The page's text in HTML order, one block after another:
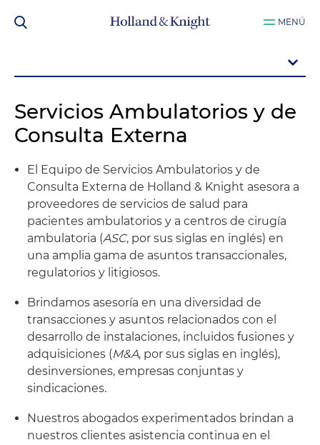
MENÚ
Servicios Ambulatorios y de
Consulta Externa
El Equipo de Servicios Ambulatorios y de
Consulta Externa de Holland & Knight asesora a
proveedores de servicios de salud para
pacientes ambulatorios y a centros de cirugía
ambulatoria (ASC, por sus siglas en inglés) en
una amplia gama de asuntos transaccionales,
regulatorios y litigiosos.
Brindamos asesoría en una diversidad de
transacciones y asuntos relacionados con el
desarrollo de instalaciones, incluidos fusiones y
adquisiciones (M&A, por sus siglas en inglés),
desinversiones, empresas conjuntas y
sindicaciones.
Nuestros abogados experimentados brindan a
nuestros clientes asistencia continua en el